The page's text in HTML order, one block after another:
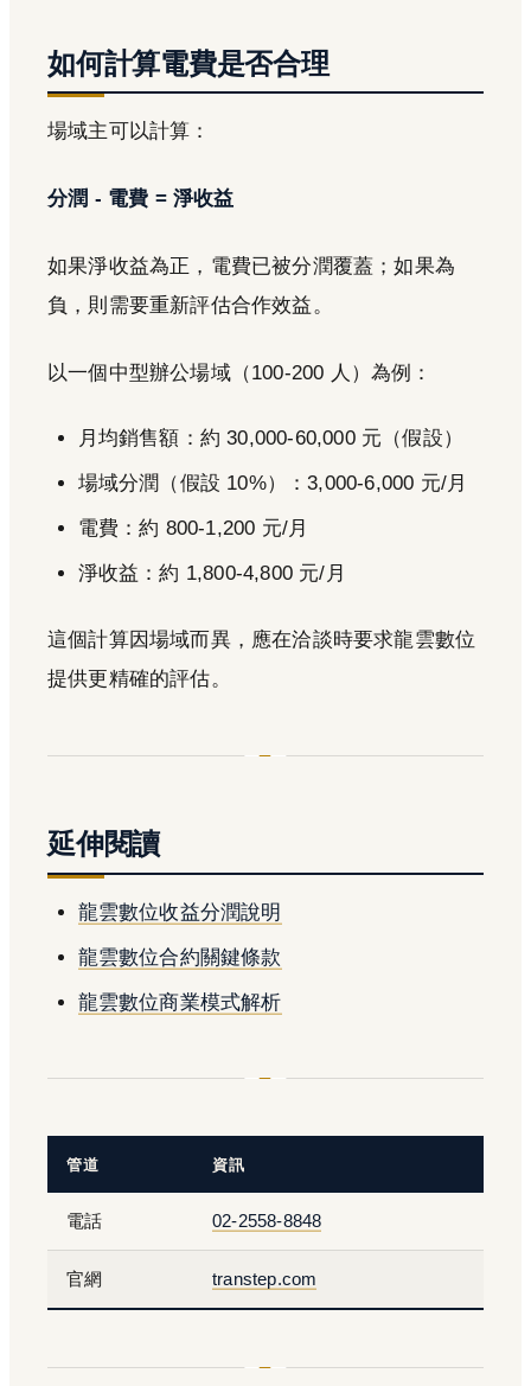
如何計算電費是否合理
場域主可以計算：
分潤 - 電費 = 淨收益
如果淨收益為正，電費已被分潤覆蓋；如果為
負，則需要重新評估合作效益。
以一個中型辦公場域（100-200 人）為例：
月均銷售額：約 30,000-60,000 元（假設）
場域分潤（假設 10%）：3,000-6,000 元/月
電費：約 800-1,200 元/月
淨收益：約 1,800-4,800 元/月
這個計算因場域而異，應在洽談時要求龍雲數位
提供更精確的評估。
延伸閱讀
龍雲數位收益分潤說明
龍雲數位合約關鍵條款
龍雲數位商業模式解析
管道 資訊
電話 02-2558-8848
官網 transtep.com